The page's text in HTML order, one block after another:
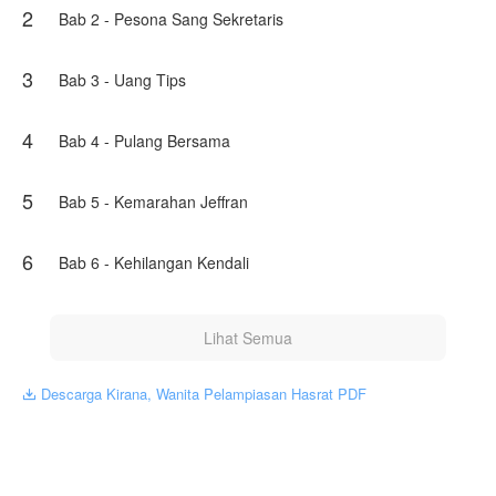
melunasi hutang-hutang yang di tinggalkan sang ayah.
banyak malam yang mereka lewati bersama, akankah
perasaan nya berubah pada Kirana?
andriyani, isi konten hanyalah pandangan pribadi
2 Bab 2 - Pesona Sang Sekretaris
3 Bab 3 - Uang Tips
4 Bab 4 - Pulang Bersama
5 Bab 5 - Kemarahan Jeffran
6 Bab 6 - Kehilangan Kendali
Lihat Semua
 Descarga Kirana, Wanita Pelampiasan Hasrat PDF